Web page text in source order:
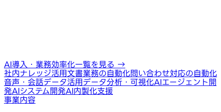
AI導入・業務効率化一覧を見る →
社内ナレッジ活用文書業務の自動化問い合わせ対応の自動化
音声・会話データ活用データ分析・可視化AIエージェント開
発AIシステム開発AI内製化支援
事業内容